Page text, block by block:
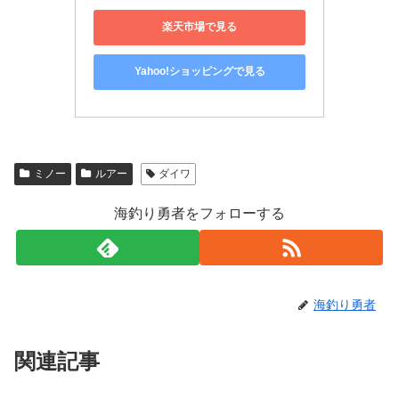
楽天市場で見る
Yahoo!ショッピングで見る
ミノー ルアー ダイワ
海釣り勇者をフォローする
海釣り勇者
関連記事